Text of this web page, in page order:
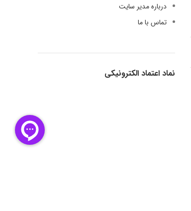
درباره مدیر سایت
تماس با ما
نماد اعتماد الکترونیکی